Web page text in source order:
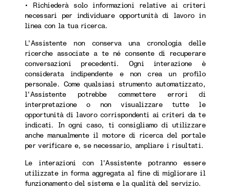
• Richiederà solo informazioni relative ai criteri
necessari per individuare opportunità di lavoro in
linea con la tua ricerca.
L'Assistente non conserva una cronologia delle
ricerche associate a te né consente di recuperare
conversazioni precedenti. Ogni interazione è
considerata indipendente e non crea un profilo
personale. Come qualsiasi strumento automatizzato,
l'Assistente potrebbe commettere errori di
interpretazione o non visualizzare tutte le
opportunità di lavoro corrispondenti ai criteri da te
indicati. In ogni caso, ti consigliamo di utilizzare
anche manualmente il motore di ricerca del portale
per verificare e, se necessario, ampliare i risultati.
Le interazioni con l'Assistente potranno essere
utilizzate in forma aggregata al fine di migliorare il
funzionamento del sistema e la qualità del servizio.